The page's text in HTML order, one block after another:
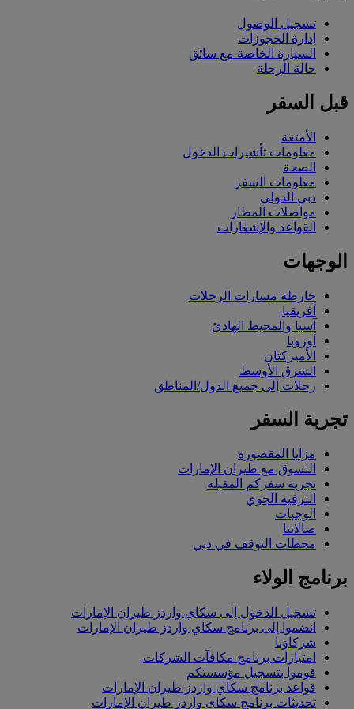
تسجيل الوصول
إدارة الحجوزات
السيارة الخاصة مع سائق
حالة الرحلة
قبل السفر
الأمتعة
معلومات تأشيرات الدخول
الصحة
معلومات السفر
دبي الدولي
مواصلات المطار
القواعد والإشعارات
الوجهات
خارطة مسارات الرحلات
أفريقيا
آسيا والمحيط الهادئ
أوروبا
الأميركتان
الشرق الأوسط
رحلات إلى جميع الدول/المناطق
تجربة السفر
مزايا المقصورة
التسوق مع طيران الإمارات
تجربة سفركم المقبلة
الترفيه الجوي
الوجبات
صالاتنا
محطات التوقف في دبي
برنامج الولاء
تسجيل الدخول إلى سكاي واردز طيران الإمارات
انضموا إلى برنامج سكاي واردز طيران الإمارات
شركاؤنا
امتيازات برنامج مكافآت الشركات
قوموا بتسجيل مؤسستكم
قواعد برنامج سكاي واردز طيران الإمارات
تحديثات برنامج سكاي واردز طيران الإمارات